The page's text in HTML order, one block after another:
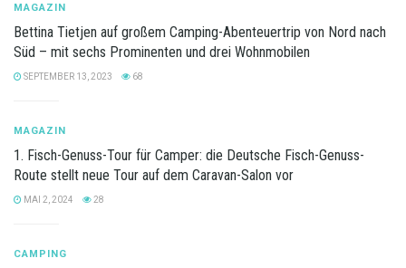
MAGAZIN
Bettina Tietjen auf großem Camping-Abenteuertrip von Nord nach
Süd – mit sechs Prominenten und drei Wohnmobilen
SEPTEMBER 13, 2023 68
MAGAZIN
1. Fisch-Genuss-Tour für Camper: die Deutsche Fisch-Genuss-
Route stellt neue Tour auf dem Caravan-Salon vor
MAI 2, 2024 28
CAMPING